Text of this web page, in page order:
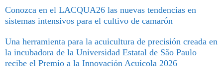
Conozca en el LACQUA26 las nuevas tendencias en
sistemas intensivos para el cultivo de camarón
Una herramienta para la acuicultura de precisión creada en
la incubadora de la Universidad Estatal de São Paulo
recibe el Premio a la Innovación Acuícola 2026